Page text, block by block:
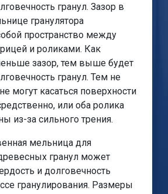
гранул. Зазор в
гранулятора
пространство между
и роликами. Как
зазор, тем выше будет
гранул. Тем не
могут касаться поверхности
или оба ролика
из-за сильного трения.
мельница для
гранул может
и долговечность
гранулирования. Размеры